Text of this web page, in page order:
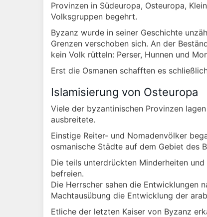
Provinzen in Südeuropa, Osteuropa,
Volksgruppen begehrt.
Byzanz wurde in seiner Geschichte
Grenzen verschoben sich. An der
kein Volk rütteln: Perser, Hunnen und
Erst die Osmanen schafften es
Islamisierung von Osteuropa
Viele der byzantinischen Provinzen
ausbreitete.
Einstige Reiter- und Nomadenvölker
osmanische Städte auf dem Gebiet des
Die teils unterdrückten Minderheiten
befreien.
Die Herrscher sahen die Entwicklungen
Machtausübung die Entwicklung der
Etliche der letzten Kaiser von Byzanz